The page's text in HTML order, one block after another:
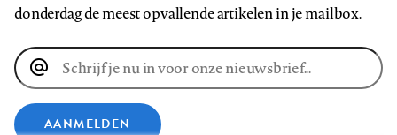
donderdag de meest opvallende artikelen in je mailbox.
E-
mailadres
AANMELDEN